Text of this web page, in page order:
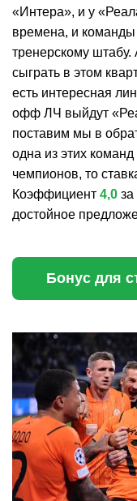
«Интера», и у
времена, и
тренерскому
сыграть в этом
есть интересная
офф ЛЧ выйдут
поставим мы в
одна из этих
чемпионов, то
Коэффициент 4,0 за
достойное
Бонус для